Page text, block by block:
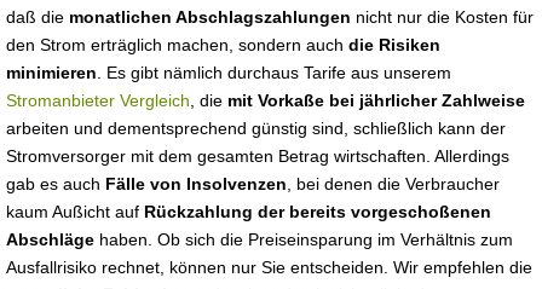
daß die monatlichen Abschlagszahlungen nicht nur die Kosten für
den Strom erträglich machen, sondern auch die Risiken
minimieren . Es gibt nämlich durchaus Tarife aus unserem
Stromanbieter Vergleich , die mit Vorkaße bei jährlicher Zahlweise
arbeiten und dementsprechend günstig sind, schließlich kann der
Stromversorger mit dem gesamten Betrag wirtschaften. Allerdings
gab es auch Fälle von Insolvenzen , bei denen die Verbraucher
kaum Außicht auf Rückzahlung der bereits vorgeschoßenen
Abschläge haben. Ob sich die Preiseinsparung im Verhältnis zum
Ausfallrisiko rechnet, können nur Sie entscheiden. Wir empfehlen die